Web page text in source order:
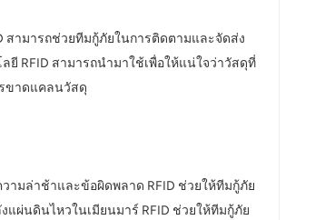
สามารถช่วยทีมกู้ภัยในการติดตามและจัดส่ง
RFID สามารถนำมาใช้เพื่อให้แน่ใจว่าวัสดุที่
ขาดแคลนวัสดุ
ามล่าช้าและข้อผิดพลาด RFID ช่วยให้ทีมกู้ภัย
ผ่นดินไหวในเมียนมาร์ RFID ช่วยให้ทีมกู้ภัย